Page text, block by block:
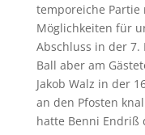
temporeiche Partie
Möglichkeiten für
Abschluss in der
Ball aber am
Jakob Walz in der
an den Pfosten
hatte Benni Endriß